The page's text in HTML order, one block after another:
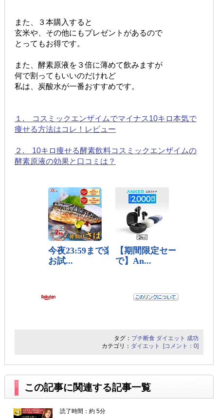
また、３本購入すると
玄米や、その他にもプレゼントがあるので
とってもお得です。
また、酵素原液を３倍に薄めて飲みますが
何で割ってもいいのだけれど
私は、炭酸水が一番おすすめです。
１. コスミックエンザイムでマイナス10キロ本気で
痩せる方法はコレ！レビュー
２. 10キロ痩せる酵素飲料コスミックエンザイムの
酵素原液の効果と口コミは？
タグ： プチ断食 ダイエット 成功
カテゴリ： ダイエット [コメント：0]
この記事に関連する記事一覧
読了時間：約 5分